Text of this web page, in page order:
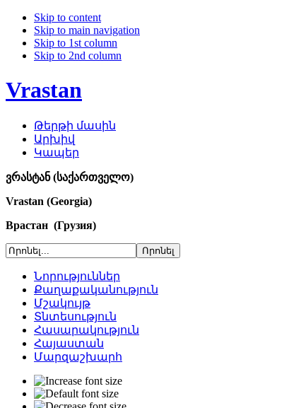
Skip to content
Skip to main navigation
Skip to 1st column
Skip to 2nd column
Vrastan
Թերթի մասին
Արխիվ
Կապեր
ვრასტან (საქართველო)
Vrastan (Georgia)
Врастан (Грузия)
Նորություններ
Քաղաքականություն
Մշակույթ
Տնտեսություն
Հասարակություն
Հայաստան
Մարզաշխարհ